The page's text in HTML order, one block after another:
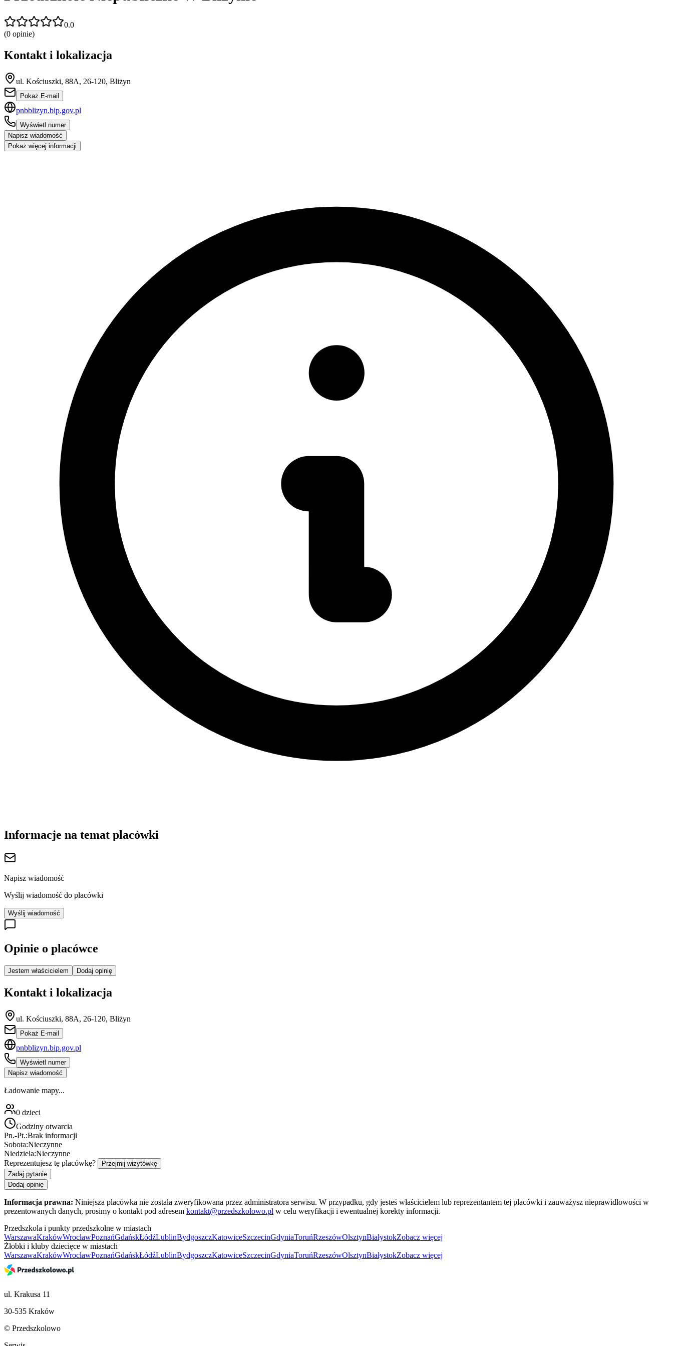
0.0
(0 opinie)
Kontakt i lokalizacja
ul. Kościuszki, 88A, 26-120, Bliżyn
Pokaż E-mail
pnbblizyn.bip.gov.pl
Wyświetl numer
Napisz wiadomość
Pokaż więcej informacji
Informacje na temat placówki
Napisz wiadomość
Wyślij wiadomość do placówki
Wyślij wiadomość
Opinie o placówce
Jestem właścicielem Dodaj opinię
Kontakt i lokalizacja
ul. Kościuszki, 88A, 26-120, Bliżyn
Pokaż E-mail
pnbblizyn.bip.gov.pl
Wyświetl numer
Napisz wiadomość
Ładowanie mapy...
0 dzieci
Godziny otwarcia
Pn.-Pt.:Brak informacji
Sobota:Nieczynne
Niedziela:Nieczynne
Reprezentujesz tę placówkę?
Przejmij wizytówkę
Zadaj pytanie
Dodaj opinię
Informacja prawna: Niniejsza placówka nie została zweryfikowana przez administratora serwisu. W przypadku, gdy jesteś właścicielem lub reprezentantem tej placówki i zauważysz nieprawidłowości w
prezentowanych danych, prosimy o kontakt pod adresem kontakt@przedszkolowo.pl w celu weryfikacji i ewentualnej korekty informacji.
Przedszkola i punkty przedszkolne w miastach
WarszawaKrakówWrocławPoznańGdańskŁódźLublinBydgoszczKatowiceSzczecinGdyniaToruńRzeszówOlsztynBiałystokZobacz więcej
Żłobki i kluby dziecięce w miastach
WarszawaKrakówWrocławPoznańGdańskŁódźLublinBydgoszczKatowiceSzczecinGdyniaToruńRzeszówOlsztynBiałystokZobacz więcej
ul. Krakusa 11
30-535 Kraków
© Przedszkolowo